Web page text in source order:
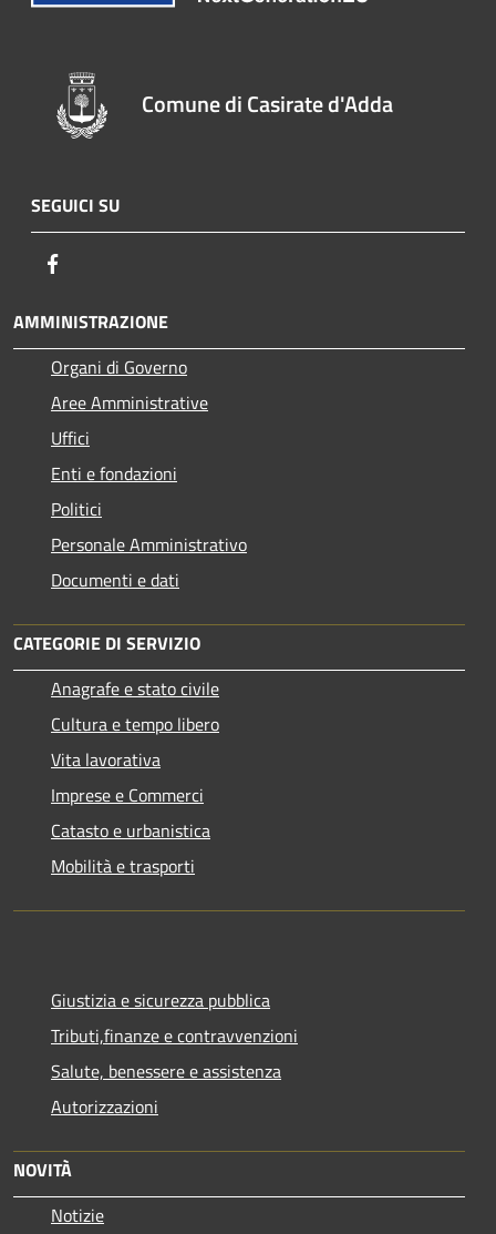
Comune di Casirate d'Adda
SEGUICI SU
AMMINISTRAZIONE
Organi di Governo
Aree Amministrative
Uffici
Enti e fondazioni
Politici
Personale Amministrativo
Documenti e dati
CATEGORIE DI SERVIZIO
Anagrafe e stato civile
Cultura e tempo libero
Vita lavorativa
Imprese e Commerci
Catasto e urbanistica
Mobilità e trasporti
Giustizia e sicurezza pubblica
Tributi,finanze e contravvenzioni
Salute, benessere e assistenza
Autorizzazioni
NOVITÀ
Notizie